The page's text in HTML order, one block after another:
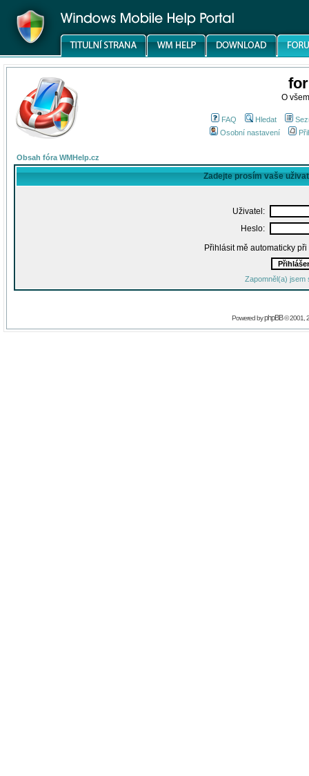
O
FAQ Hledat
Osobní nastavení
Obsah fóra WMHelp.cz
Zadejte prosím vaše
Uživatel:
Heslo:
Přihlásit mě automaticky
Zapomněl(a) jsem
Powered byphpBB© 2001,